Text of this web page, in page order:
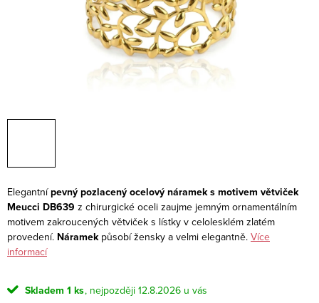
Elegantnípevný pozlacený ocelový náramek s motivem větviček
Meucci DB639 z chirurgické oceli zaujme jemným ornamentálním
motivem zakroucených větviček s lístky v celolesklém zlatém
provedení. Náramek působí žensky a velmi elegantně. Více
informací
Skladem 1 ks
12.8.2026